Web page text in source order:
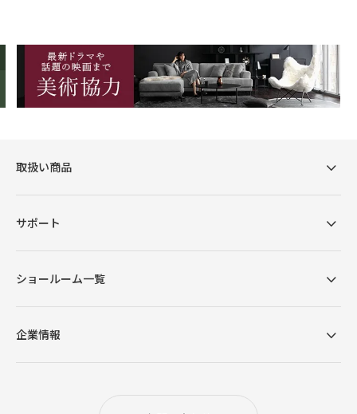
れたアームレスト。ふっくらとした柔らかな心地の
サブクッションがくつろぎの姿勢をサポート。リラ
クゼーションの質を高めるこだわりが細部に宿され
取扱い商品
サポート
ショールーム一覧
企業情報